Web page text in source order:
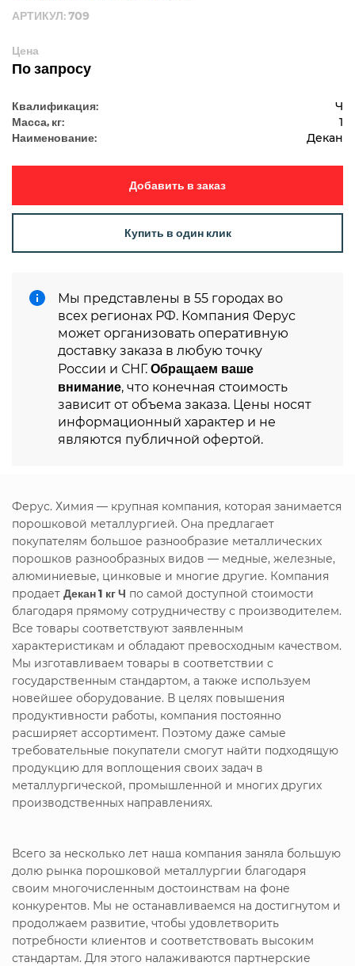
АРТИКУЛ: 709
Цена
По запросу
Квалификация: Ч
Масса, кг: 1
Наименование: Декан
Добавить в заказ
Купить в один клик
Мы представлены в 55 городах во
всех регионах РФ. Компания Ферус
может организовать оперативную
доставку заказа в любую точку
России и СНГ. Обращаем ваше
внимание, что конечная стоимость
зависит от объема заказа. Цены носят
информационный характер и не
являются публичной офертой.
Ферус. Химия — крупная компания, которая занимается
порошковой металлургией. Она предлагает
покупателям большое разнообразие металлических
порошков разнообразных видов — медные, железные,
алюминиевые, цинковые и многие другие. Компания
продает Декан 1 кг Ч по самой доступной стоимости
благодаря прямому сотрудничеству с производителем.
Все товары соответствуют заявленным
характеристикам и обладают превосходным качеством.
Мы изготавливаем товары в соответствии с
государственным стандартом, а также используем
новейшее оборудование. В целях повышения
продуктивности работы, компания постоянно
расширяет ассортимент. Поэтому даже самые
требовательные покупатели смогут найти подходящую
продукцию для воплощения своих задач в
металлургической, промышленной и многих других
производственных направлениях.
Всего за несколько лет наша компания заняла большую
долю рынка порошковой металлургии благодаря
своим многочисленным достоинствам на фоне
конкурентов. Мы не останавливаемся на достигнутом и
продолжаем развитие, чтобы удовлетворить
потребности клиентов и соответствовать высоким
стандартам. Для этого налаживаются партнерские